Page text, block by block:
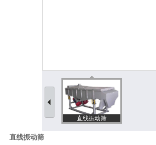
直线振动筛
直线振动筛